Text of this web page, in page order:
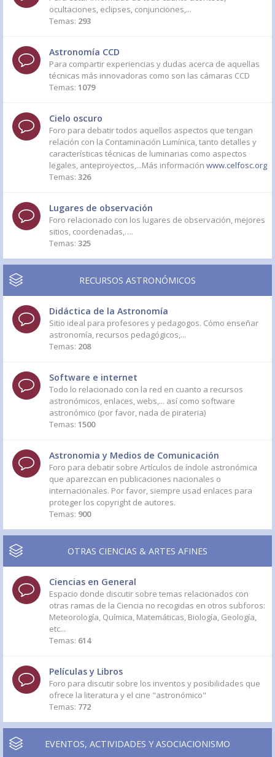
ocultaciones, eclipses, conjunciones,...
Temas: 293
Astronomía CCD
Para compartir experiencias y dudas acerca de aquellas
técnicas más innovadoras como son las cámaras CCD
Temas: 1079
Cielo oscuro
Foro para debatir todos aquellos aspectos que tengan
relación con la Contaminación Lumínica, tanto detalles y
características técnicas de luminarias como aspectos
legales, anteproyectos,...Más información www.celfosc.org
Temas: 326
Lugares de observación
Foro relacionado con los lugares de observación, mejores
sitios, coordenadas,….
Temas: 325
RECURSOS ASTRONÓMICOS
Didáctica de la Astronomía
Sitio ideal para profesores y pedagogos. Cómo enseñar
astronomía, recursos pedagógicos,...
Temas: 208
Software e internet
Todo lo relacionado con la red en cuanto a recursos
astronómicos, enlaces, webs,... así como software
astronómico (por favor, nada de pirateria)
Temas: 1500
Astronomia y Medios de Comunicación
Foro para debatir sobre Artículos de índole astronómica
que aparezcan en publicaciones nacionales o
internacionales. Por favor, siempre usad enlaces para
proteger los copyright de autores.
Temas: 900
OTRAS CIENCIAS & ARTES AFINES
Ciencias en General
Espacio donde discutir sobre temas relacionados con
otras ramas de la Ciencia no recogidas en otros subforos:
Meteorología, Química, Matemáticas, Biología, Geología,
etc...
Temas: 614
Películas y Libros
Foro para discutir sobre los inventos y posibilidades que
ofrece la literatura y el cine "astronómico"
Temas: 772
EVENTOS, ACTIVIDADES Y ASOCIACIONISMO